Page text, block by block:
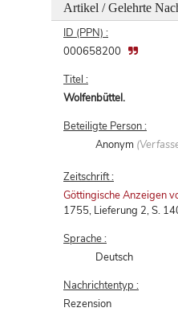
Artikel / Gelehrte
ID (PPN) :
000658200
Titel :
Wolfenbüttel.
Beteiligte Person :
Anonym
Zeitschrift :
Göttingische Anzeigen
1755, Lieferung 2, S.
Sprache :
Deutsch
Nachrichtentyp :
Rezension